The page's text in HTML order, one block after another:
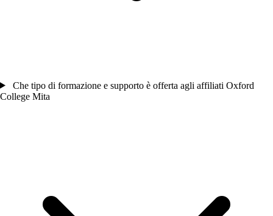
Che tipo di formazione e supporto è offerta agli affiliati Oxford
College Mita